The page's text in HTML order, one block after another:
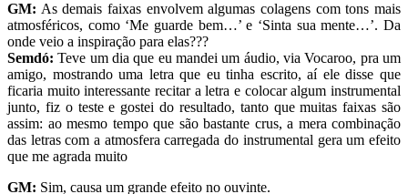
GM: As demais faixas envolvem algumas colagens com tons mais
atmosféricos, como ‘Me guarde bem…’ e ‘Sinta sua mente…’. Da
onde veio a inspiração para elas???
Semdó: Teve um dia que eu mandei um áudio, via Vocaroo, pra um
amigo, mostrando uma letra que eu tinha escrito, aí ele disse que
ficaria muito interessante recitar a letra e colocar algum instrumental
junto, fiz o teste e gostei do resultado, tanto que muitas faixas são
assim: ao mesmo tempo que são bastante crus, a mera combinação
das letras com a atmosfera carregada do instrumental gera um efeito
que me agrada muito
GM: Sim, causa um grande efeito no ouvinte.